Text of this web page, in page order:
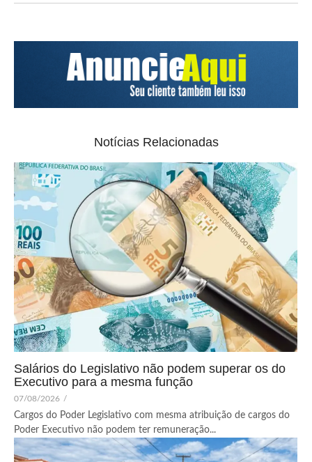
Notícias Relacionadas
Salários do Legislativo não podem superar os do
Executivo para a mesma função
07/08/2026 /
Cargos do Poder Legislativo com mesma atribuição de cargos do
Poder Executivo não podem ter remuneração...